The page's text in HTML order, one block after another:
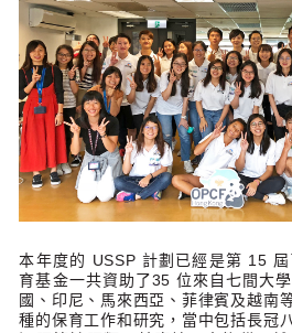
本年度的 USSP 計劃已經是第 15
育基金一共資助了35 位來自七間大
國、印尼、馬來西亞、菲律賓及越南
種的保育工作和研究，當中包括長冠